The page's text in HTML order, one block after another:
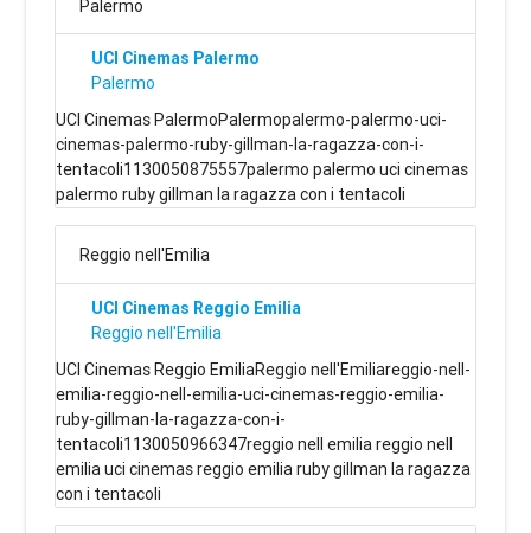
Palermo
UCI Cinemas Palermo
Palermo
UCI Cinemas PalermoPalermopalermo-palermo-uci-
cinemas-palermo-ruby-gillman-la-ragazza-con-i-
tentacoli1130050875557palermo palermo uci cinemas
palermo ruby gillman la ragazza con i tentacoli
Reggio nell'Emilia
UCI Cinemas Reggio Emilia
Reggio nell'Emilia
UCI Cinemas Reggio EmiliaReggio nell'Emiliareggio-nell-
emilia-reggio-nell-emilia-uci-cinemas-reggio-emilia-
ruby-gillman-la-ragazza-con-i-
tentacoli1130050966347reggio nell emilia reggio nell
emilia uci cinemas reggio emilia ruby gillman la ragazza
con i tentacoli